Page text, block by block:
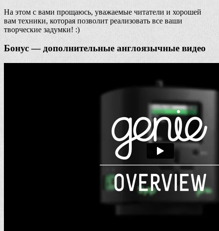
На этом с вами прощаюсь, уважаемые читатели и хорошей
вам техники, которая позволит реализовать все ваши
творческие задумки! :)
Бонус — дополнительные англоязычные видео